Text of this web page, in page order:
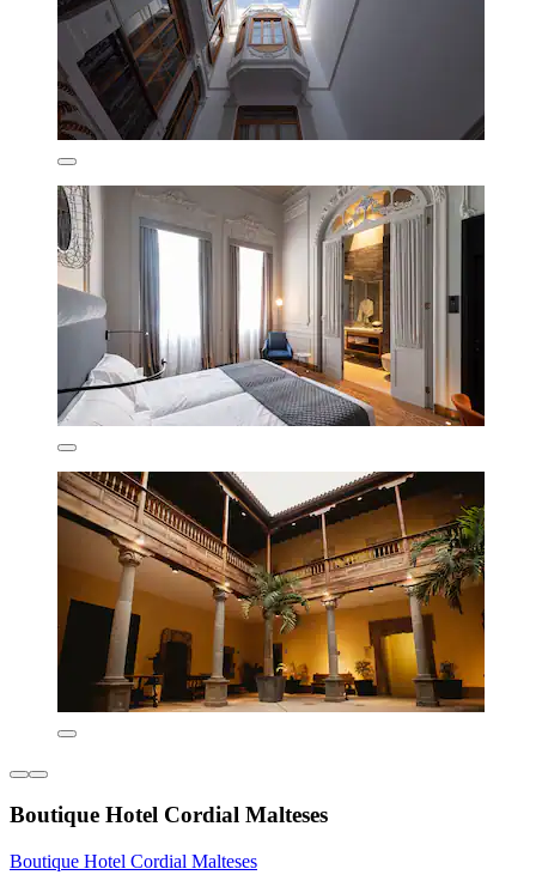
Boutique Hotel Cordial Malteses
Boutique Hotel Cordial Malteses